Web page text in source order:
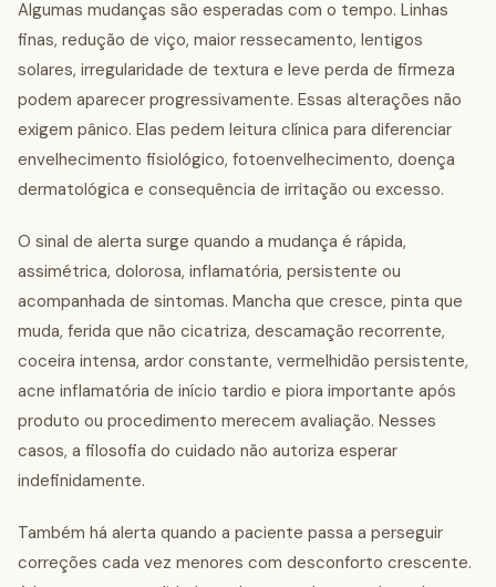
Algumas mudanças são esperadas com o tempo. Linhas
finas, redução de viço, maior ressecamento, lentigos
solares, irregularidade de textura e leve perda de firmeza
podem aparecer progressivamente. Essas alterações não
exigem pânico. Elas pedem leitura clínica para diferenciar
envelhecimento fisiológico, fotoenvelhecimento, doença
dermatológica e consequência de irritação ou excesso.
O sinal de alerta surge quando a mudança é rápida,
assimétrica, dolorosa, inflamatória, persistente ou
acompanhada de sintomas. Mancha que cresce, pinta que
muda, ferida que não cicatriza, descamação recorrente,
coceira intensa, ardor constante, vermelhidão persistente,
acne inflamatória de início tardio e piora importante após
produto ou procedimento merecem avaliação. Nesses
casos, a filosofia do cuidado não autoriza esperar
indefinidamente.
Também há alerta quando a paciente passa a perseguir
correções cada vez menores com desconforto crescente.